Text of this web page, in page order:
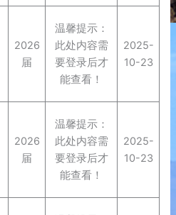
2026
届
温馨提示：
此处内容需
要登录后才
能查看！
2025-
10-23
2026
届
温馨提示：
此处内容需
要登录后才
能查看！
2025-
10-23